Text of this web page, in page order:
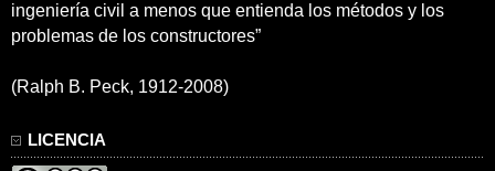
ingeniería civil a menos que entienda los métodos y los
problemas de los constructores”
(Ralph B. Peck, 1912-2008)
LICENCIA